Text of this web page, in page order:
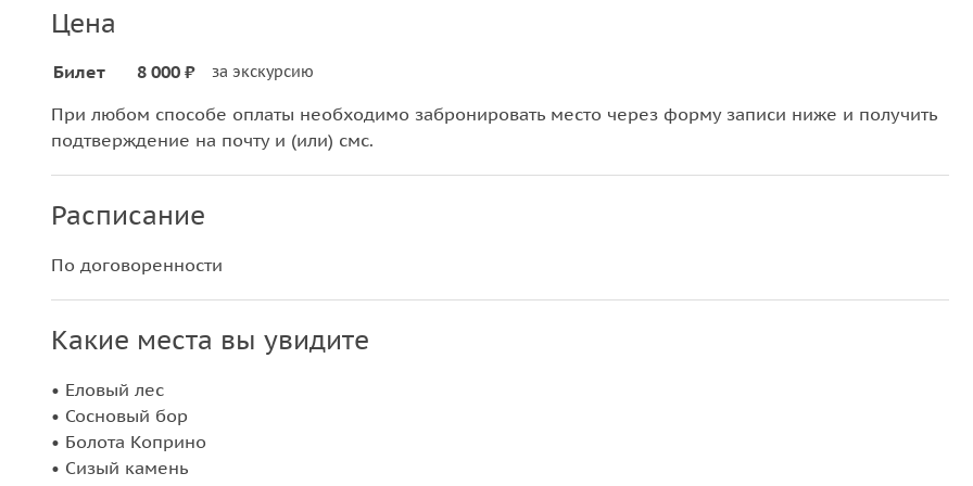
Цена
Билет 8 000 ₽ за экскурсию
При любом способе оплаты необходимо забронировать место через форму записи ниже и получить
подтверждение на почту и (или) смс.
Расписание
По договоренности
Какие места вы увидите
• Еловый лес
• Сосновый бор
• Болота Коприно
• Сизый камень